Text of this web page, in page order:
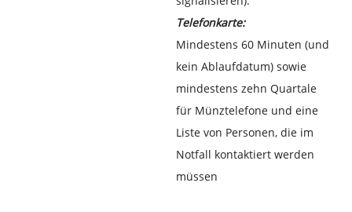
Telefonkarte:
Mindestens 60 Minuten (und
kein Ablaufdatum) sowie
mindestens zehn Quartale
für Münztelefone und eine
Liste von Personen, die im
Notfall kontaktiert werden
müssen